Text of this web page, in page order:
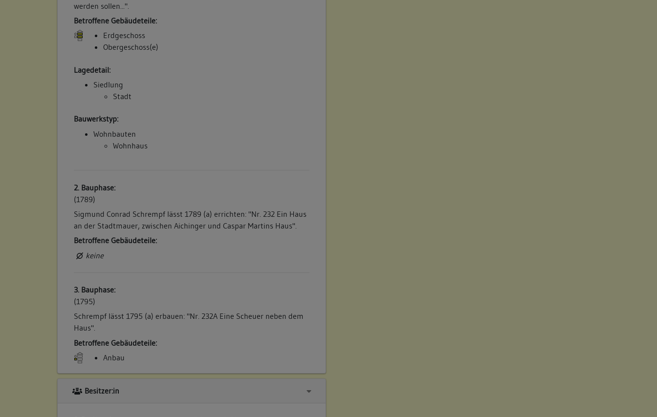
werden sollen...".
Betroffene Gebäudeteile:
Erdgeschoss
Obergeschoss(e)
Lagedetail:
Siedlung
Stadt
Bauwerkstyp:
Wohnbauten
Wohnhaus
2. Bauphase:
(1789)
Sigmund Conrad Schrempf lässt 1789 (a) errichten: "Nr. 232 Ein Haus
an der Stadtmauer, zwischen Aichinger und Caspar Martins Haus".
Betroffene Gebäudeteile:
keine
3. Bauphase:
(1795)
Schrempf lässt 1795 (a) erbauen: "Nr. 232A Eine Scheuer neben dem
Haus".
Betroffene Gebäudeteile:
Anbau
Besitzer:in